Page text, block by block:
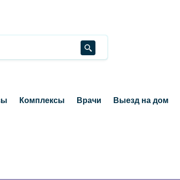
Комплексы Врачи Выезд на дом